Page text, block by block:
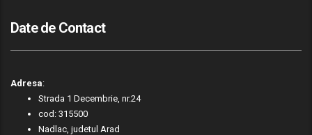
Date de Contact
Adresa:
Strada 1 Decembrie, nr.24
cod: 315500
Nadlac, judetul Arad